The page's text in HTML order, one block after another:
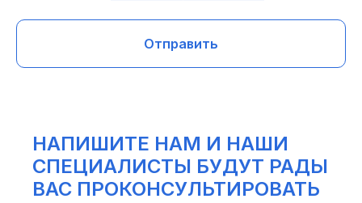
Отправить
НАПИШИТЕ НАМ И НАШИ
СПЕЦИАЛИСТЫ БУДУТ РАДЫ
ВАС ПРОКОНСУЛЬТИРОВАТЬ